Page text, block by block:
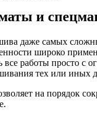
и
даже самых
широко
работы просто с
тех или иных
на порядок